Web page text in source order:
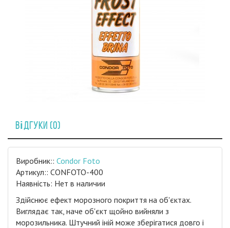
Відгуки (0)
Виробник:: Condor Foto
Артикул:: CONFOTO-400
Наявність: Нет в наличии
Здійснює ефект морозного покриття на об'єктах.
Виглядає так, наче об'єкт щойно вийняли з
морозильника. Штучний іній може зберігатися довго і